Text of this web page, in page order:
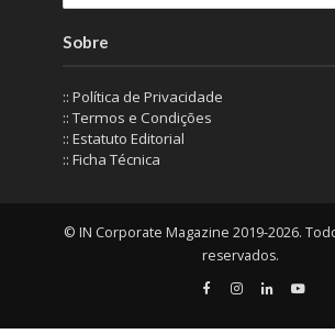
Sobre
:: Política de Privacidade
:: Termos e Condições
:: Estatuto Editorial
:: Ficha Técnica
© IN Corporate Magazine 2019-2026.
reservados.